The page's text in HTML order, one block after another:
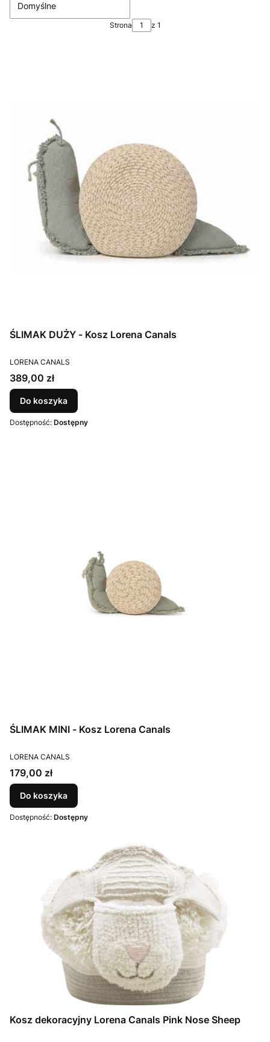
Domyślne
Strona z 1
ŚLIMAK DUŻY - Kosz Lorena Canals
PRODUCENT
LORENA CANALS
Cena
389,00 zł
Do koszyka
Dostępność: Dostępny
ŚLIMAK MINI - Kosz Lorena Canals
PRODUCENT
LORENA CANALS
Cena
179,00 zł
Do koszyka
Dostępność: Dostępny
Kosz dekoracyjny Lorena Canals Pink Nose Sheep